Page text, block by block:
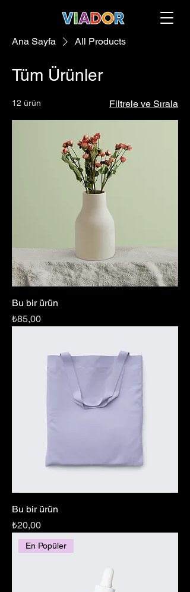
Ana Sayfa All Products
Tüm Ürünler
12 ürün Filtrele ve Sırala
Bu bir ürün
Fiyat
₺85,00
Bu bir ürün
Fiyat
₺20,00
En Popüler